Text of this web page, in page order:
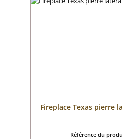
Fireplace Texas pierre
Référence du